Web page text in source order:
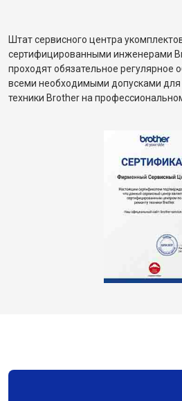
Штат сервисного центра
сертифицированными инженерами
проходят обязательное регулярное
всеми необходимыми допусками
техники Brother на